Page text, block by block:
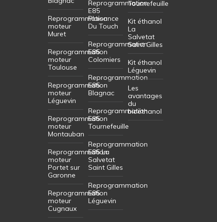
Reprogrammation
moteur
Muret
Reprogrammation
moteur
Toulouse
Reprogrammation
moteur
Léguevin
Reprogrammation
moteur
Montauban
Reprogrammation
moteur
Portet sur
Garonne
Reprogrammation
moteur
Cugnaux
Reprogrammation
E85
Plaisance
Du Touch
Reprogrammation
E85
Colomiers
Reprogrammation
E85
Blagnac
Reprogrammation
E85
Tournefeuille
Reprogrammation
E85 La
Salvetat
Saint Gilles
Reprogrammation
E85
Léguevin
Tournefeuille
Kit éthanol
La
Salvetat
Saint Gilles
Kit éthanol
Léguevin
Les
avantages
du
bioéthanol